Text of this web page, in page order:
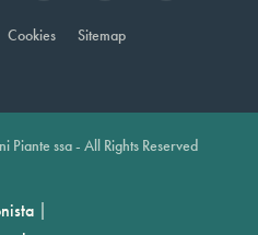
Cookies Sitemap
ssa - All Rights Reserved
|